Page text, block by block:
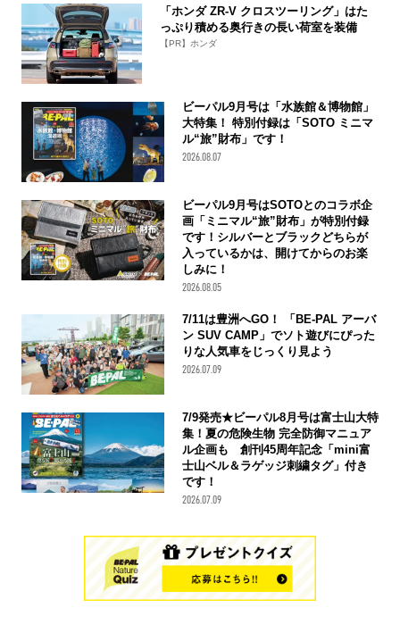
「ホンダ ZR-V クロスツーリング」はた
っぷり積める奥行きの長い荷室を装備
【PR】ホンダ
ビーパル9月号は「水族館＆博物館」
大特集！ 特別付録は「SOTO ミニマ
ル“旅”財布」です！
2026.08.07
ビーパル9月号はSOTOとのコラボ企
画「ミニマル“旅”財布」が特別付録
です！シルバーとブラックどちらが
入っているかは、開けてからのお楽
しみに！
2026.08.05
7/11は豊洲へGO！ 「BE-PAL アーバ
ン SUV CAMP」でソト遊びにぴった
りな人気車をじっくり見よう
2026.07.09
7/9発売★ビーパル8月号は富士山大特
集！夏の危険生物 完全防御マニュア
ル企画も 創刊45周年記念「mini富
士山ベル＆ラゲッジ刺繍タグ」付き
です！
2026.07.09